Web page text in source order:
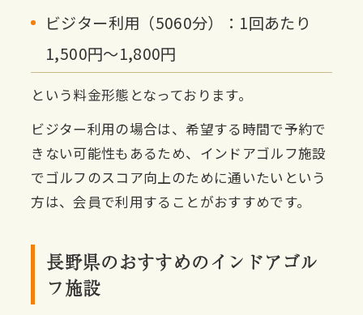
ビジター利用（5060分）：1回あたり
1,500円〜1,800円
という料金形態となっております。
ビジター利用の場合は、希望する時間で予約で
きない可能性もあるため、インドアゴルフ施設
でゴルフのスコア向上のために通いたいという
方は、会員で利用することがおすすめです。
長野県のおすすめのインドアゴル
フ施設